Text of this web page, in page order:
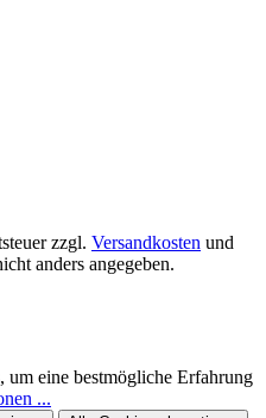
zzgl. Versandkosten und
anders angegeben.
um eine bestmögliche Erfahrung
...